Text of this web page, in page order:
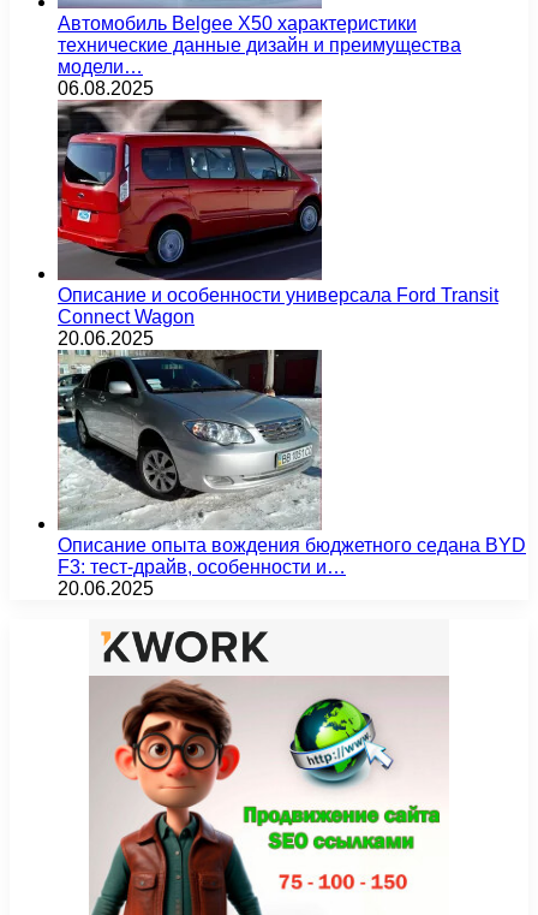
Автомобиль Belgee X50 характеристики
технические данные дизайн и преимущества
модели…
06.08.2025
Описание и особенности универсала Ford Transit
Connect Wagon
20.06.2025
Описание опыта вождения бюджетного седана BYD
F3: тест-драйв, особенности и…
20.06.2025